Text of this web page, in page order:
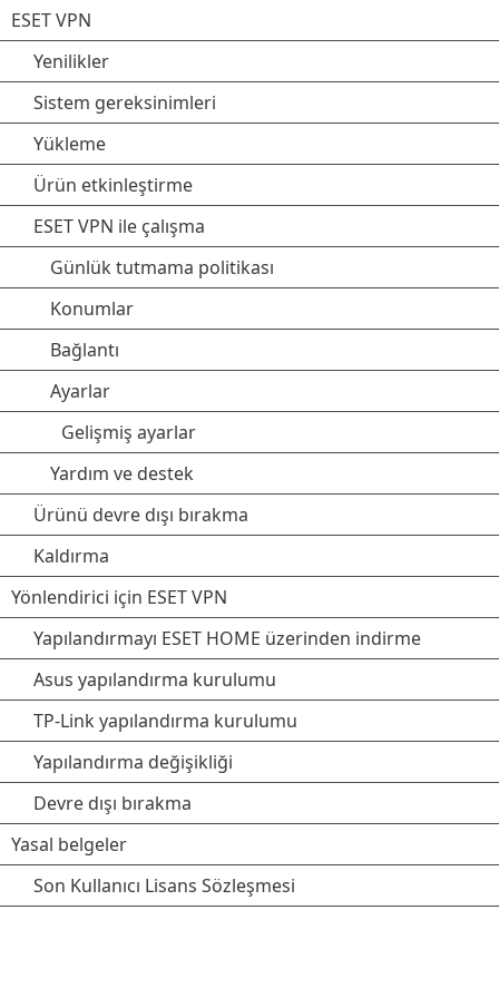
ESET VPN
Yenilikler
Sistem gereksinimleri
Yükleme
Ürün etkinleştirme
ESET VPN ile çalışma
Günlük tutmama politikası
Konumlar
Bağlantı
Ayarlar
Gelişmiş ayarlar
Yardım ve destek
Ürünü devre dışı bırakma
Kaldırma
Yönlendirici için ESET VPN
Yapılandırmayı ESET HOME üzerinden indirme
Asus yapılandırma kurulumu
TP-Link yapılandırma kurulumu
Yapılandırma değişikliği
Devre dışı bırakma
Yasal belgeler
Son Kullanıcı Lisans Sözleşmesi